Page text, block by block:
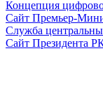
Концепция
Сайт Премьер-
Служба
Сайт Президента